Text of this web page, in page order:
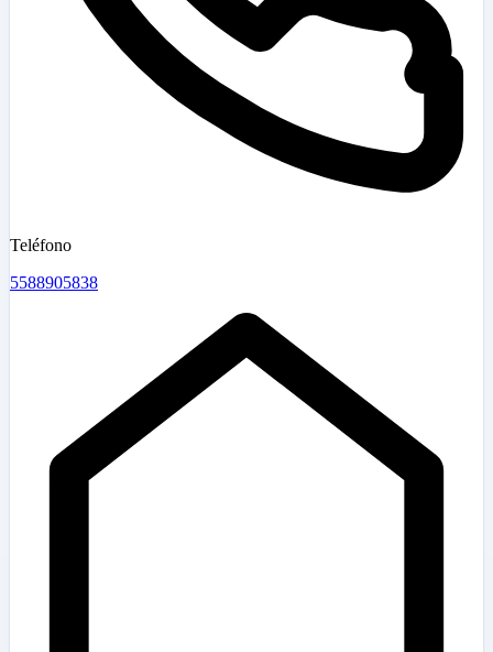
Teléfono
5588905838